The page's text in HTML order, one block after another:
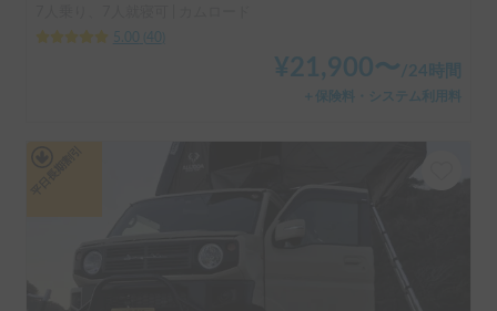
5.00
40
¥21,900〜/24時間
＋保険料・システム利用料